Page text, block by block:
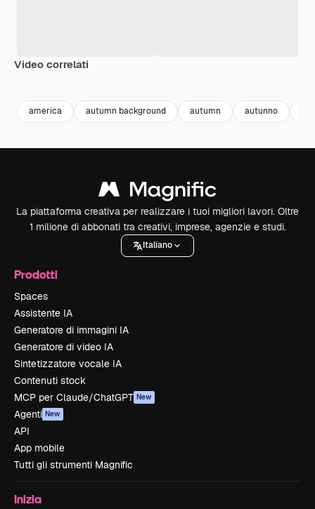
Video correlati
america autumn background autumn autunno
La piattaforma creativa per realizzare i tuoi migliori lavori. Oltre
1 milione di abbonati tra creativi, imprese, agenzie e studi.
Italiano
Prodotti
Spaces
Assistente IA
Generatore di immagini IA
Generatore di video IA
Sintetizzatore vocale IA
Contenuti stock
MCP per Claude/ChatGPT New
Agenti New
API
App mobile
Tutti gli strumenti Magnific
Inizia